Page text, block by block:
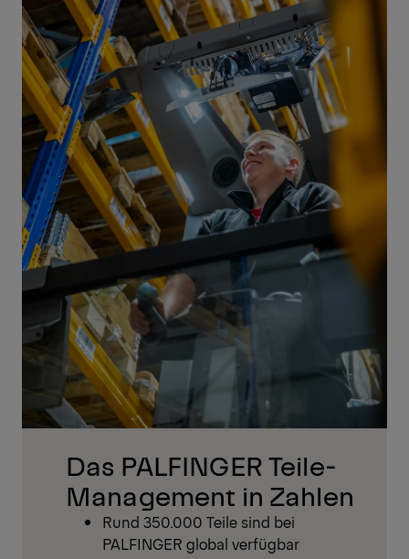
Das PALFINGER Teile-
Management in Zahlen
Rund 350.000 Teile sind bei
PALFINGER global verfügbar